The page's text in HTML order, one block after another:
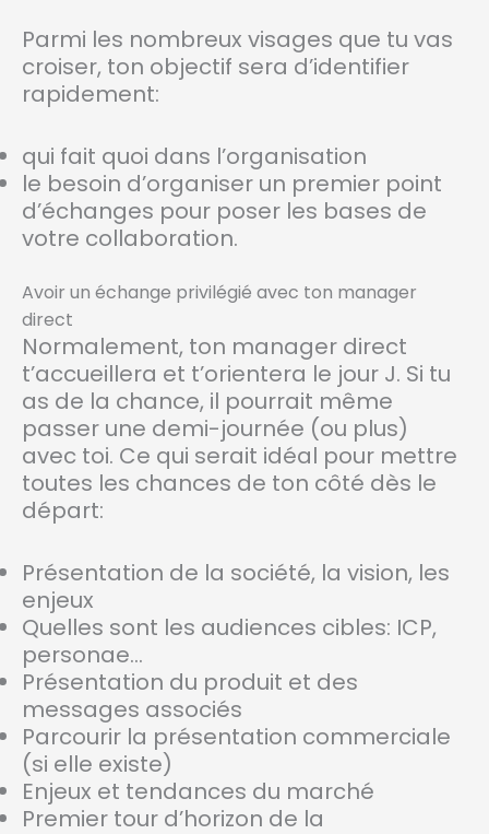
Parmi les nombreux visages que tu vas
croiser, ton objectif sera d’identifier
rapidement:
qui fait quoi dans l’organisation
le besoin d’organiser un premier point
d’échanges pour poser les bases de
votre collaboration.
Avoir un échange privilégié avec ton manager
direct
Normalement, ton manager direct
t’accueillera et t’orientera le jour J. Si tu
as de la chance, il pourrait même
passer une demi-journée (ou plus)
avec toi. Ce qui serait idéal pour mettre
toutes les chances de ton côté dès le
départ:
Présentation de la société, la vision, les
enjeux
Quelles sont les audiences cibles: ICP,
personae…
Présentation du produit et des
messages associés
Parcourir la présentation commerciale
(si elle existe)
Enjeux et tendances du marché
Premier tour d’horizon de la